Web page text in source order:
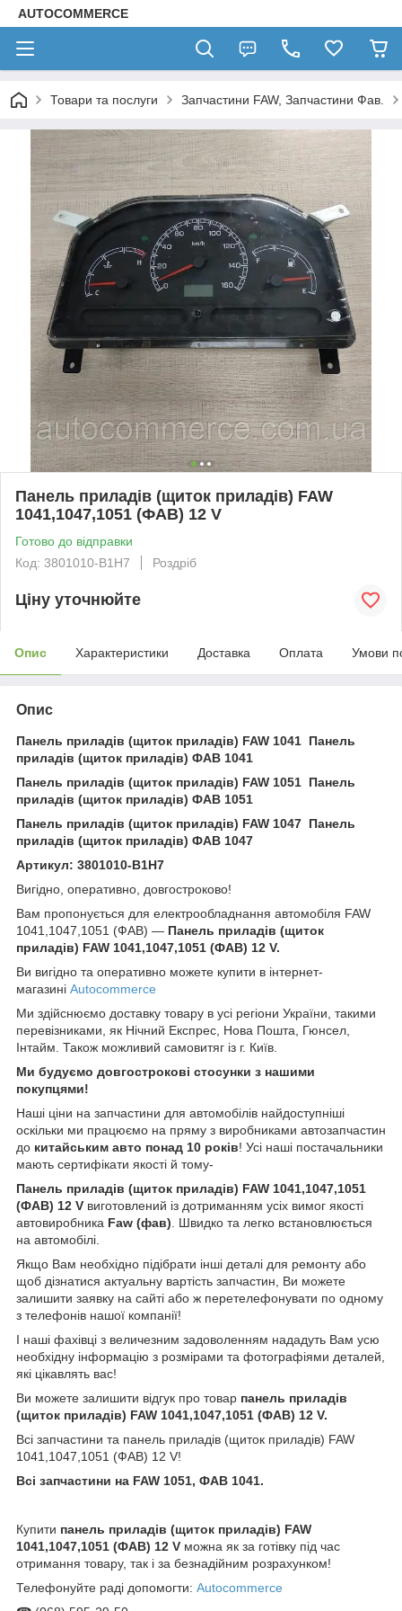
AUTOCOMMERCE
Товари та послуги Запчастини FAW, Запчастини Фав.
Панель приладів (щиток приладів) FAW
1041,1047,1051 (ФАВ) 12 V
Готово до відправки
Код: 3801010-B1H7
Роздріб
Ціну уточнюйте
Опис Характеристики Доставка Оплата Умови
Опис
Панель приладів (щиток приладів) FAW 1041 Панель
приладів (щиток приладів) ФАВ 1041
Панель приладів (щиток приладів) FAW 1051 Панель
приладів (щиток приладів) ФАВ 1051
Панель приладів (щиток приладів) FAW 1047 Панель
приладів (щиток приладів) ФАВ 1047
Артикул: 3801010-B1H7
Вигідно, оперативно, довгостроково!
Вам пропонується для електрообладнання автомобіля FAW
1041,1047,1051 (ФАВ) — Панель приладів (щиток
приладів) FAW 1041,1047,1051 (ФАВ) 12 V.
Ви вигідно та оперативно можете купити в інтернет-
магазині Autocommerce
Ми здійснюємо доставку товару в усі регіони України, такими
перевізниками, як Нічний Експрес, Нова Пошта, Гюнсел,
Інтайм. Також можливий самовитяг із г. Київ.
Ми будуємо довгострокові стосунки з нашими
покупцями!
Наші ціни на запчастини для автомобілів найдоступніші
оскільки ми працюємо на пряму з виробниками автозапчастин
до китайським авто понад 10 років! Усі наші постачальники
мають сертифікати якості й тому-
Панель приладів (щиток приладів) FAW 1041,1047,1051
(ФАВ) 12 V виготовлений із дотриманням усіх вимог якості
автовиробника Faw (фав) . Швидко та легко встановлюється
на автомобілі.
Якщо Вам необхідно підібрати інші деталі для ремонту або
щоб дізнатися актуальну вартість запчастин, Ви можете
залишити заявку на сайті або ж перетелефонувати по одному
з телефонів нашої компанії!
І наші фахівці з величезним задоволенням нададуть Вам усю
необхідну інформацію з розмірами та фотографіями деталей,
які цікавлять вас!
Ви можете залишити відгук про товар панель приладів
(щиток приладів) FAW 1041,1047,1051 (ФАВ) 12 V.
Всі запчастини та панель приладів (щиток приладів) FAW
1041,1047,1051 (ФАВ) 12 V!
Всі запчастини на FAW 1051, ФАВ 1041.
Купити панель приладів (щиток приладів) FAW
1041,1047,1051 (ФАВ) 12 V можна як за готівку під час
отримання товару, так і за безнадійним розрахунком!
Телефонуйте раді допомогти: Autocommerce